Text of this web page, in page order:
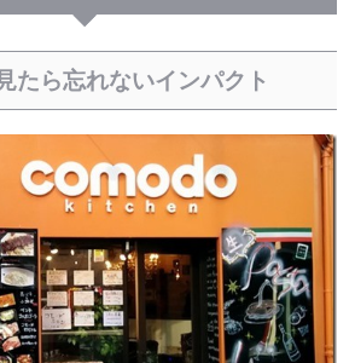
たら忘れないインパクト